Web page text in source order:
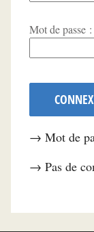
Mot de passe :
→ Mot de
→ Pas de